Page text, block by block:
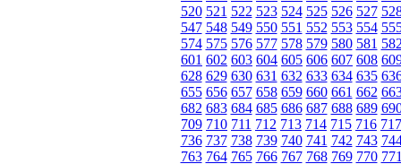
520 521 522 523 524 525 526 527
547 548 549 550 551 552 553 554
574 575 576 577 578 579 580 581
601 602 603 604 605 606 607 608
628 629 630 631 632 633 634 635
655 656 657 658 659 660 661 662
682 683 684 685 686 687 688 689
709 710 711 712 713 714 715 716 717
736 737 738 739 740 741 742 743
763 764 765 766 767 768 769 770